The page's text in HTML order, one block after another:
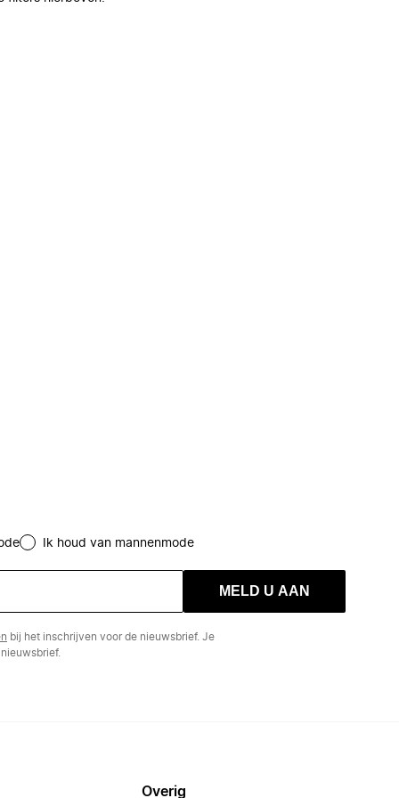
Ik houd van mannenmode
MELD U AAN
bij het inschrijven voor de nieuwsbrief. Je
Overig